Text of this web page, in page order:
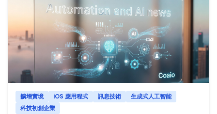
擴增實境 iOS 應用程式 訊息技術
生成式人工智能
科技初創企業